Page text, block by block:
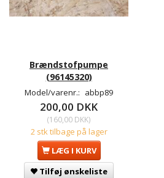
Brændstofpumpe
(96145320)
Model/varenr.: abbp89
200,00 DKK
(160,00 DKK)
2 stk tilbage på lager
LÆG I KURV
Tilføj ønskeliste